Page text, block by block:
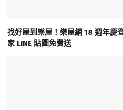
找好屋到樂屋！樂屋網 18 週年慶
家 LINE 貼圖免費送